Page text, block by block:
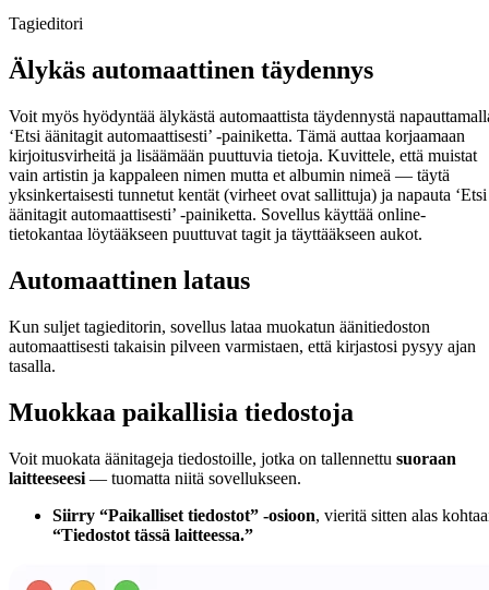
Tagieditori
Älykäs automaattinen täydennys
Voit myös hyödyntää älykästä automaattista täydennystä
‘Etsi äänitagit automaattisesti’ -painiketta. Tämä auttaa korjaamaan
kirjoitusvirheitä ja lisäämään puuttuvia tietoja. Kuvittele, että muistat
vain artistin ja kappaleen nimen mutta et albumin nimeä — täytä
yksinkertaisesti tunnetut kentät (virheet ovat sallittuja) ja napauta ‘Etsi
äänitagit automaattisesti’ -painiketta. Sovellus käyttää online-
tietokantaa löytääkseen puuttuvat tagit ja täyttääkseen aukot.
Automaattinen lataus
Kun suljet tagieditorin, sovellus lataa muokatun äänitiedoston
automaattisesti takaisin pilveen varmistaen, että kirjastosi pysyy ajan
tasalla.
Muokkaa paikallisia tiedostoja
Voit muokata äänitageja tiedostoille, jotka on tallennettu suoraan
laitteeseesi — tuomatta niitä sovellukseen.
Siirry “Paikalliset tiedostot” -osioon, vieritä sitten alas
“Tiedostot tässä laitteessa.”